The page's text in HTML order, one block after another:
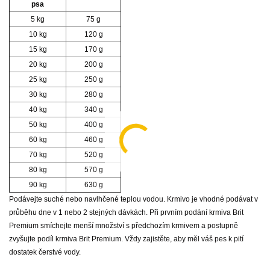
psa
5 kg
75 g
10 kg
120 g
15 kg
170 g
20 kg
200 g
25 kg
250 g
30 kg
280 g
40 kg
340 g
50 kg
400 g
60 kg
460 g
70 kg
520 g
80 kg
570 g
90 kg
630 g
Podávejte suché nebo navlhčené teplou vodou. Krmivo je vhodné podávat v
průběhu dne v 1 nebo 2 stejných dávkách. Při prvním podání krmiva Brit
Premium smíchejte menší množství s předchozím krmivem a postupně
zvyšujte podíl krmiva Brit Premium. Vždy zajistěte, aby měl váš pes k pití
dostatek čerstvé vody.